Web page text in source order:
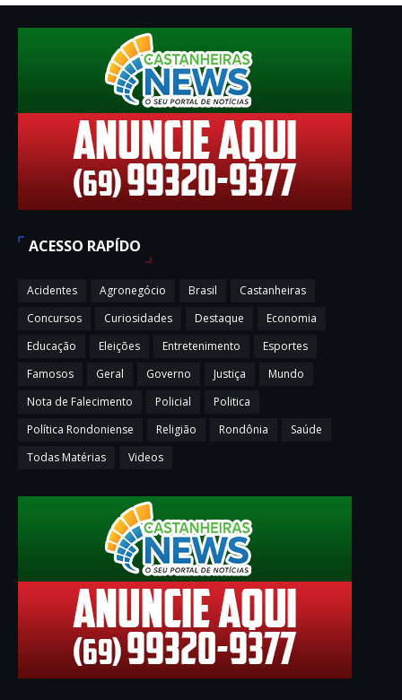
ACESSO RAPÍDO
Acidentes Agronegócio Brasil
Castanheiras
Concursos
Curiosidades Destaque
Economia
Educação
Eleições Entretenimento
Esportes
Famosos
Geral Governo Justiça
Mundo
Nota de Falecimento
Policial
Politica
Política Rondoniense
Religião Rondônia
Saúde
Todas Matérias
Videos